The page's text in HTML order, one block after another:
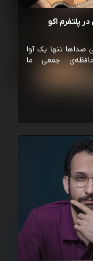
پلتفرم اکو
صداها تنها یک آوا
جمعی ما